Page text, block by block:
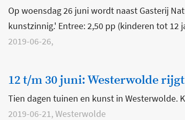
Op woensdag 26 juni wordt naast Gasterij
kunstzinnig.' Entree: 2,50 pp (kinderen tot 12
2019-06-26,
12 t/m 30 juni: Westerwolde rijgt
Tien dagen tuinen en kunst in Westerwolde.
2019-06-21, Westerwolde